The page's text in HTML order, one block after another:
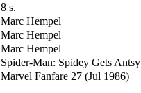
8 s.
Marc Hempel
Marc Hempel
Marc Hempel
Spider-Man: Spidey Gets Antsy
Marvel Fanfare 27 (Jul 1986)